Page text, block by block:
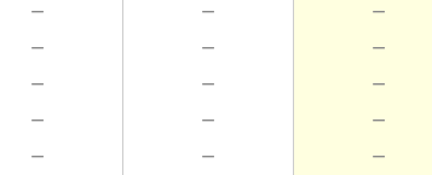
－
－
－
－
－
－
－
－
－
－
－
－
－
－
－